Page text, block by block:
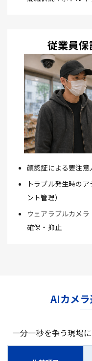
従業員
顔認証による要注
トラブル発生時の
ント管理）
ウェアラブルカメ
確保・抑止
AIカメ
一分一秒を争う現場